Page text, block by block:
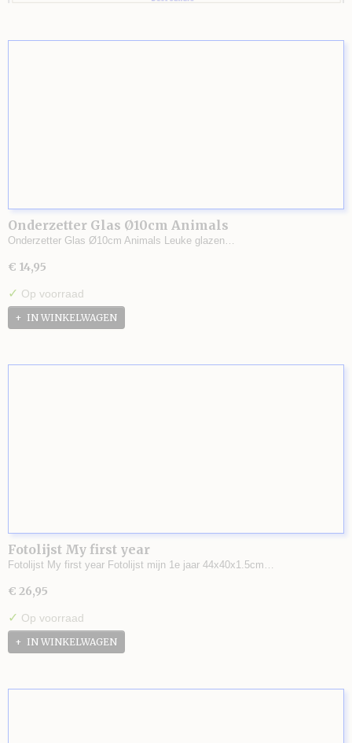
Onderzetter Glas Ø10cm Animals
Onderzetter Glas Ø10cm Animals Leuke glazen…
€ 14,95
✓ Op voorraad
IN WINKELWAGEN
Fotolijst My first year
Fotolijst My first year Fotolijst mijn 1e jaar 44x40x1.5cm…
€ 26,95
✓ Op voorraad
IN WINKELWAGEN